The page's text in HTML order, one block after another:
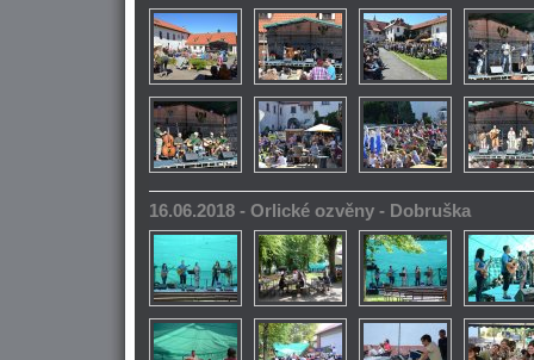
16.06.2018 - Orlické ozvěny - Dobruška